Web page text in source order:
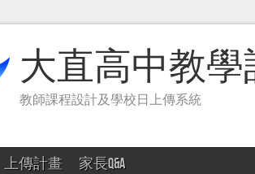
大直高中教
教師課程設計及學校日上傳系統
上傳計畫 家長Q&A